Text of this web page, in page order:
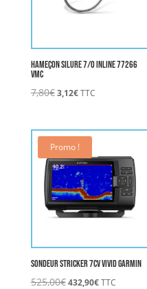
Hameçon Silure 7/0 Inline 77266
VMC
7,80€ Le
était :
7,80€.
3,12€Le
est :
3,12€.
TTC
Promo !
Sondeur Stricker 7cv Vivid GARMIN
525,00€ Le
432,90€Le
TTC